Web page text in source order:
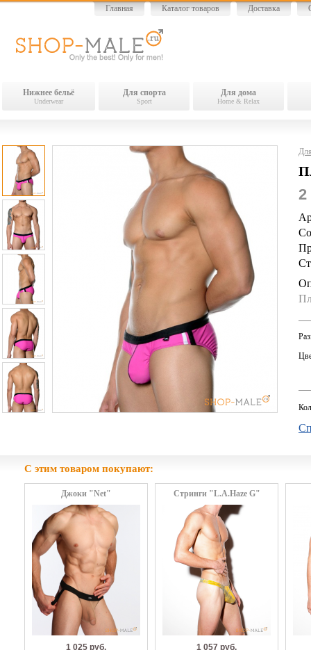
Главная Каталог товаров Доставка
Нижнее бельё
Underwear
Для спорта
Sport
Для дома
Home & Relax
2
С этим товаром покупают:
Джоки "Net"
1 025 руб.
Стринги "L.A.Haze G"
1 057 руб.